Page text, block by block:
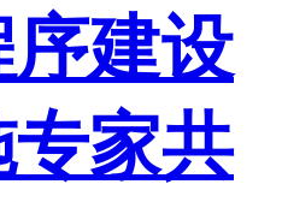
建设
家共